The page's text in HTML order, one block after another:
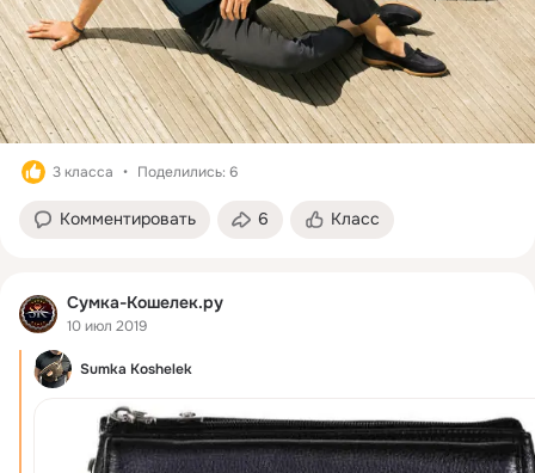
3 класса Поделились: 6
Комментировать 6 Класс
Сумка-Кошелек.ру
10 июл 2019
Sumka Koshelek